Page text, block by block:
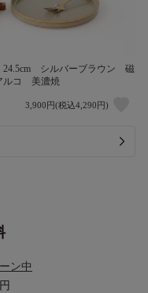
シルバーブラウン 磁
コ 美濃焼
3,900円(税込4,290円)
ン中